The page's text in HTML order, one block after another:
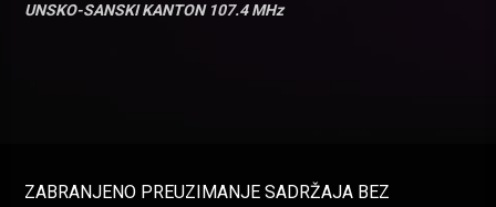
UNSKO-SANSKI KANTON 107.4 MHz
ZABRANJENO PREUZIMANJE SADRŽAJA BEZ